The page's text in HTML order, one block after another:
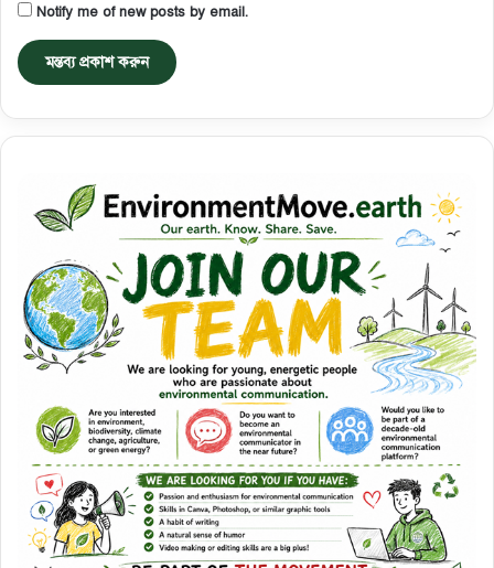
Notify me of new posts by email.